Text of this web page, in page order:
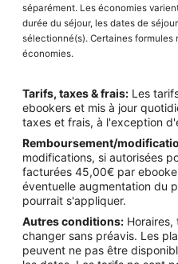
séparément. Les économies
durée du séjour, les dates de
sélectionné(s). Certaines formules
économies.
Tarifs, taxes & frais: Les
ebookers et mis à jour
taxes et frais, à l'exception
Remboursement/
modifications, si autorisées
facturées 45,00€ par
éventuelle augmentation du
pourrait s'appliquer.
Autres conditions:
changer sans préavis. Les
peuvent ne pas être